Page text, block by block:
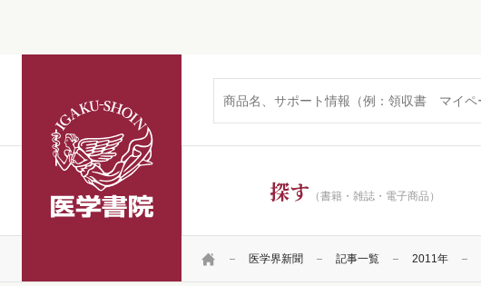
探す （書籍・雑誌・電子商品）
HOME 医学界新聞 記事一覧 2011年